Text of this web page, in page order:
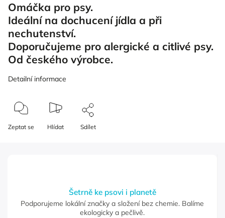
Omáčka pro psy.
Ideální na dochucení jídla a při
nechutenství.
Doporučujeme pro alergické a citlivé psy.
Od českého výrobce.
Detailní informace
Zeptat se Hlídat Sdílet
Šetrně ke psovi i planetě
Podporujeme lokální značky a složení bez chemie. Balíme
ekologicky a pečlivě.